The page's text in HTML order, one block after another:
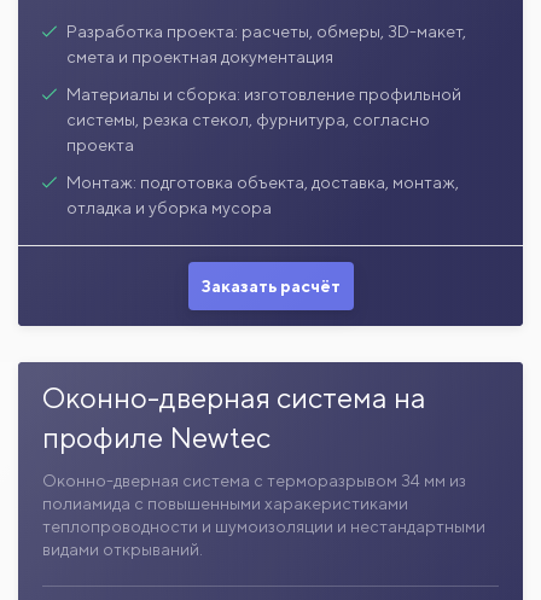
Разработка проекта: расчеты, обмеры, 3D-макет,
смета и проектная документация
Материалы и сборка: изготовление профильной
системы, резка стекол, фурнитура, согласно
проекта
Монтаж: подготовка объекта, доставка, монтаж,
отладка и уборка мусора
Заказать расчёт
Оконно-дверная система на
профиле Newtec
Оконно-дверная система с терморазрывом 34 мм из
полиамида с повышенными харакеристиками
теплопроводности и шумоизоляции и нестандартными
видами открываний.